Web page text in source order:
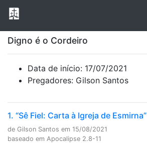
Digno é o Cordeiro
Data de início: 17/07/2021
Pregadores: Gilson Santos
1. “Sê Fiel: Carta à Igreja de Esmirna”
de Gilson Santos em 15/08/2021
baseado em Apocalipse 2.8-11